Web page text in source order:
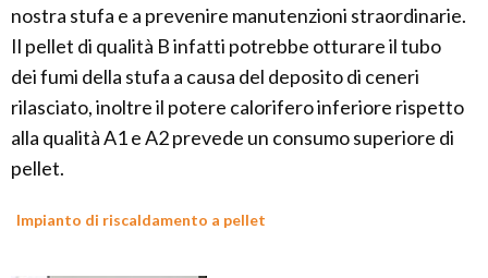
nostra stufa e a prevenire manutenzioni straordinarie.
Il pellet di qualità B infatti potrebbe otturare il tubo
dei fumi della stufa a causa del deposito di ceneri
rilasciato, inoltre il potere calorifero inferiore rispetto
alla qualità A1 e A2 prevede un consumo superiore di
pellet.
Impianto di riscaldamento a pellet